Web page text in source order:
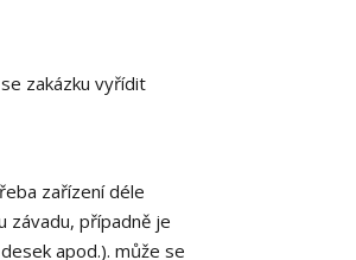
zakázku vyřídit
zařízení déle
závadu, případně je
apod.). může se